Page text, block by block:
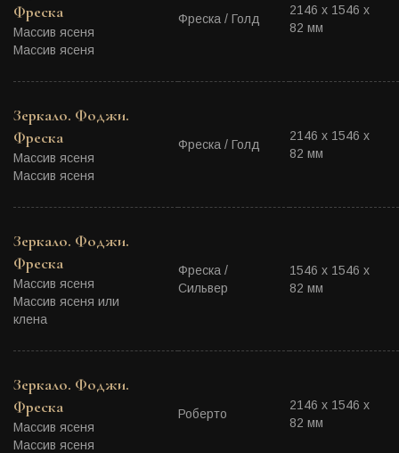
Фреска
Массив ясеня
Массив ясеня
Фреска / Голд
2146 х 1546 х
82 мм
Зеркало. Фоджи.
Фреска
Массив ясеня
Массив ясеня
Фреска / Голд
2146 х 1546 х
82 мм
Зеркало. Фоджи.
Фреска
Массив ясеня
Массив ясеня или
клена
Фреска /
Сильвер
1546 х 1546 х
82 мм
Зеркало. Фоджи.
Фреска
Массив ясеня
Массив ясеня
Роберто
2146 х 1546 х
82 мм